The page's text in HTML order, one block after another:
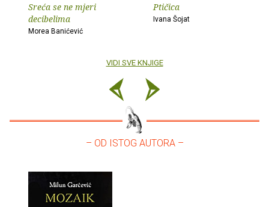
Sreća se ne mjeri
decibelima
Morea Banićević
Ptičica
Ivana Šojat
VIDI SVE KNJIGE
– OD ISTOG AUTORA –